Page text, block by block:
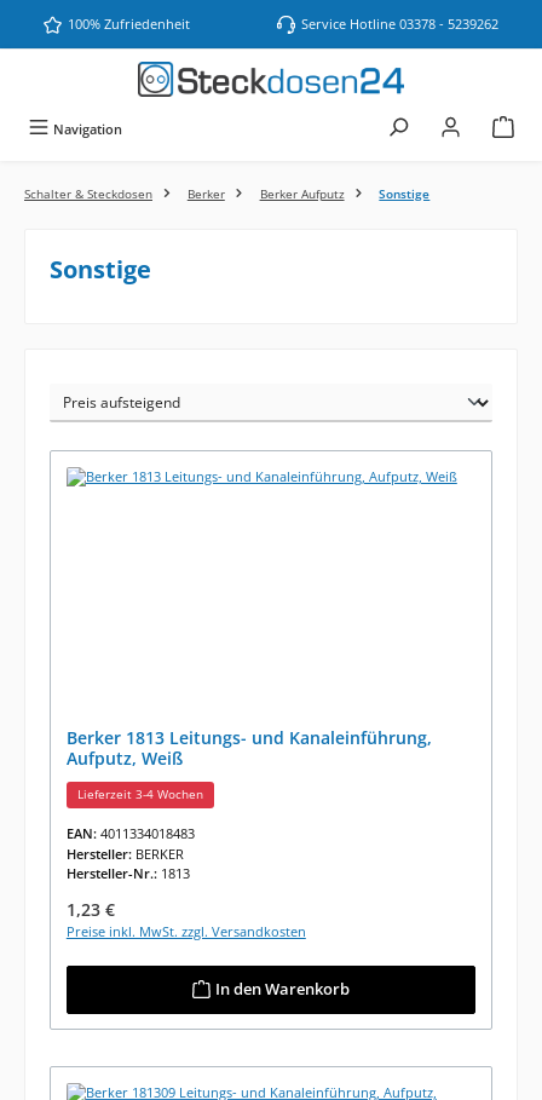
Zum Hauptinhalt springen
100% Zufriedenheit Service Hotline 03378 - 5239262
Navigation
Schalter & Steckdosen Berker Berker Aufputz Sonstige
Sonstige
Berker 1813 Leitungs- und Kanaleinführung,
Aufputz, Weiß
Lieferzeit 3-4 Wochen
EAN: 4011334018483
Hersteller: BERKER
Hersteller-Nr.: 1813
Regulärer Preis:
1,23 €
Preise inkl. MwSt. zzgl. Versandkosten
In den Warenkorb